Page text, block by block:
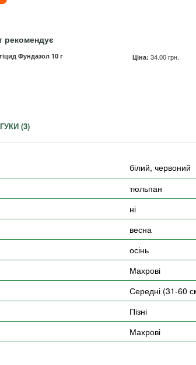
рекомендує
Фундазол 10 г Ціна: 34.00 грн.
(3)
білий, червоний
тюльпан
ні
весна
осінь
Махрові
Середні (31-60
Пізні
Махрові